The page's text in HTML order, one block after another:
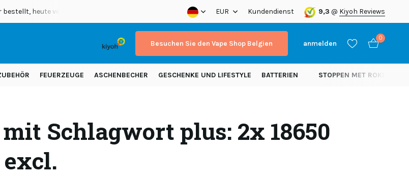
bestellt, heute versendet EUR Kundendienst 9,3 @ Kiyoh Reviews
Besuchen Sie den Vape Shop Belgien anmelden
Benutzerkonto
0
FEUERZEUGE ASCHENBECHER GESCHENKE UND LIFESTYLE BATTERIEN STOPPEN MET ROKEN
Schlagwort plus: 2x 18650